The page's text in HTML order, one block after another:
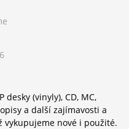
desky (vinyly), CD, MC,
a další zajímavosti a
vykupujeme nové i použité.